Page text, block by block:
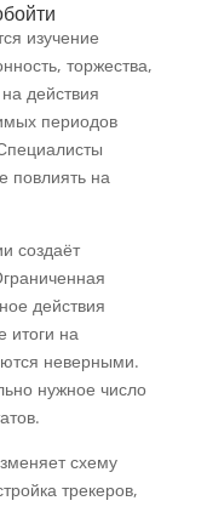
изучение
торжества,
действия
периодов
повлиять на
создаёт
действия
итоги на
неверными.
нужное число
схему
трекеров,